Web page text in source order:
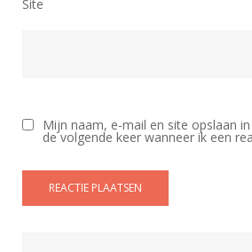
Site
Mijn naam, e-mail en site opslaan
de volgende keer wanneer ik een